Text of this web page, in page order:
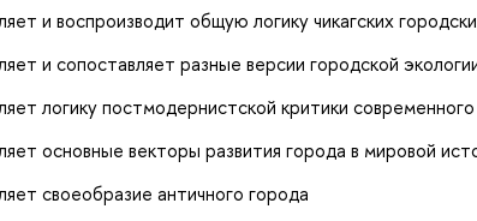
и воспроизводит общую логику чикагских
и сопоставляет разные версии городской
логику постмодернистской критики
основные векторы развития города в мировой
своеобразие античного города